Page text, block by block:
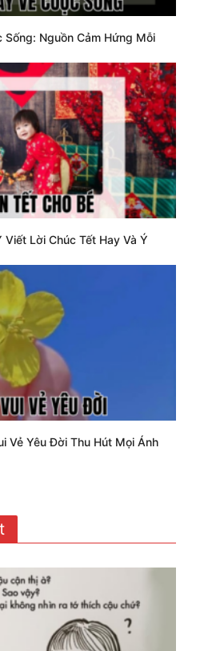
Sống: Nguồn Cảm Hứng Mỗi
Viết Lời Chúc Tết Hay Và Ý
Vẻ Yêu Đời Thu Hút Mọi Ánh